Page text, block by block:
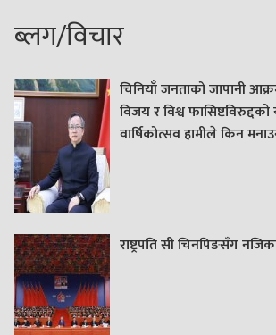
ब्लग/विचार
चिनियाँ जनताको जापानी
विजय र विश्व
वार्षिकोत्सव हामीले किन
राष्ट्रपति सी चिनपिङसँग